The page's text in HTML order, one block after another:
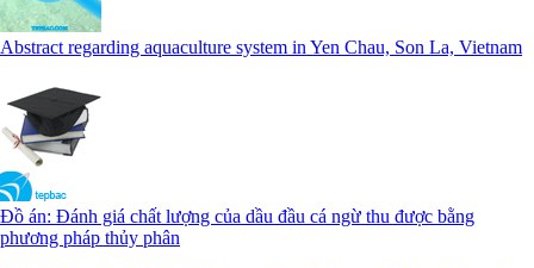
Abstract regarding aquaculture system in Yen Chau, Son La, Vietnam
Đồ án: Đánh giá chất lượng của dầu đầu cá ngừ thu được bằng
phương pháp thủy phân